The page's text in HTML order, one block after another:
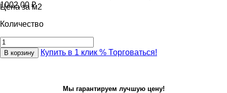
1002,00 ₽
Цена за м2
Количество
В корзину Купить в 1 клик % Торговаться!
Мы гарантируем лучшую цену!